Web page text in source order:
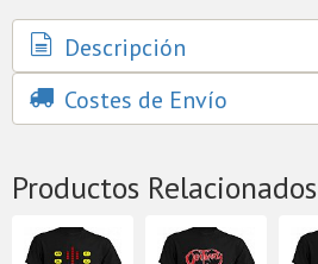
Descripción
Costes de Envío
Productos Relacionados